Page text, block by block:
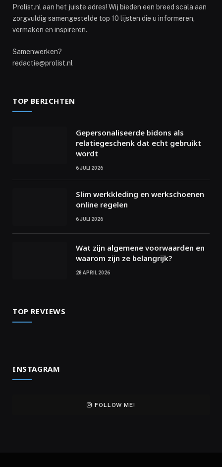
Prolist.nl aan het juiste adres! Wij bieden een breed scala aan
zorgvuldig samengestelde top 10 lijsten die u informeren,
vermaken en inspireren.
Samenwerken?
redactie@prolist.nl
TOP BERICHTEN
Gepersonaliseerde bidons als
relatiegeschenk dat echt gebruikt
wordt
6 JULI 2026
Slim werkkleding en werkschoenen
online regelen
6 JULI 2026
Wat zijn algemene voorwaarden en
waarom zijn ze belangrijk?
28 APRIL 2026
TOP REVIEWS
INSTAGRAM
FOLLOW ME!